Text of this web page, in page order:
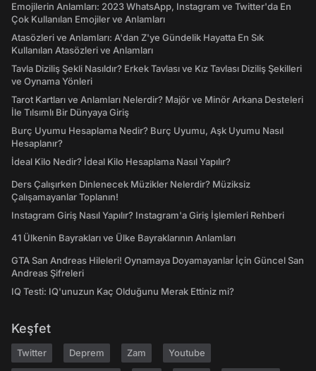
Emojilerin Anlamları: 2023 WhatsApp, Instagram ve Twitter'da En
Çok Kullanılan Emojiler ve Anlamları
Atasözleri ve Anlamları: A'dan Z'ye Gündelik Hayatta En Sık
Kullanılan Atasözleri ve Anlamları
Tavla Diziliş Şekli Nasıldır? Erkek Tavlası ve Kız Tavlası Diziliş Şekilleri
ve Oynama Yönleri
Tarot Kartları ve Anlamları Nelerdir? Majör ve Minör Arkana Desteleri
İle Tılsımlı Bir Dünyaya Giriş
Burç Uyumu Hesaplama Nedir? Burç Uyumu, Aşk Uyumu Nasıl
Hesaplanır?
İdeal Kilo Nedir? İdeal Kilo Hesaplama Nasıl Yapılır?
Ders Çalışırken Dinlenecek Müzikler Nelerdir? Müziksiz
Çalışamayanlar Toplanın!
Instagram Giriş Nasıl Yapılır? Instagram'a Giriş İşlemleri Rehberi
41 Ülkenin Bayrakları ve Ülke Bayraklarının Anlamları
GTA San Andreas Hileleri! Oynamaya Doyamayanlar İçin Güncel San
Andreas Şifreleri
IQ Testi: IQ'unuzun Kaç Olduğunu Merak Ettiniz mi?
Keşfet
Twitter Deprem Zam Youtube